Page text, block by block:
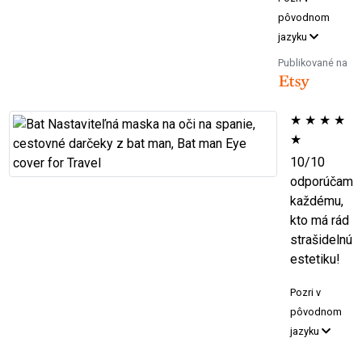
pôvodnom
jazyku
Publikované na
★ ★ ★ ★
★
10/10
odporúčam
každému,
kto má rád
strašidelnú
estetiku!
Pozri v
pôvodnom
jazyku